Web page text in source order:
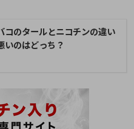
コのタールとニコチンの違い
いのはどっち？